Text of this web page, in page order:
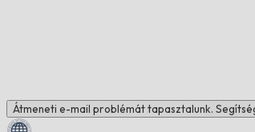
Átmeneti e-mail problémát tapasztalunk.